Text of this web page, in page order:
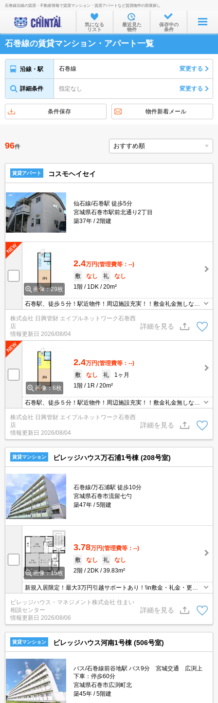
お部屋を探す
沿線・駅から
住所から
物件特集から
不動産会社から
TOP
石巻線沿線の賃貸・不動産情報で賃貸マンション・賃貸アパートなど賃貸物件の部屋探し
気になる
リスト
最近見た
物件
保存中の
条件
石巻線の賃貸マンション・アパート一覧
沿線・駅 石巻線 変更する
詳細条件 指定なし 変更する
条件保存 物件新着メール
96件
賃貸アパート コスモヘイセイ
仙石線/石巻駅 徒歩5分
宮城県石巻市駅前北通り2丁目
築37年
2階建
画像：29枚
2.4万円(管理費等：--)
敷
なし 礼
なし
1階
1DK 20m²
石巻駅、徒歩５分！駅近物件！周辺施設充実！！敷金礼金無しなの
で初期費用抑えられます！駅の利用が多い方や一人暮らしの方はお
すすめですよ！！ お問い合わせお待ちしております。
株式会社 日興管財 エイブルネットワーク石巻西
店
情報更新日 2026/08/04
詳細を見る
画像：6枚
2.4万円(管理費等：--)
敷
なし 礼
1ヶ月
1階
1R 20m²
石巻駅、徒歩５分！駅近物件！周辺施設充実！！敷金礼金無しなの
で初期費用抑えられます！駅の利用が多い方や一人暮らしの方はお
すすめですよ！！ お問い合わせお待ちしております。
株式会社 日興管財 エイブルネットワーク石巻西
店
情報更新日 2026/08/04
詳細を見る
賃貸マンション ビレッジハウス万石浦1号棟 (208号室)
石巻線/万石浦駅 徒歩10分
宮城県石巻市流留七勺
築47年
5階建
画像：15枚
3.78万円(管理費等：--)
敷
なし 礼
なし
2階
2DK 39.83m²
新規入居限定！最大3万円引越サポートあり！\\n敷金・礼金・更新
料・鍵交換手数料0円！※契約内容や審査の結果、敷金をお預かり
する場合がございます。
ビレッジハウス・マネジメント株式会社 住まい
相談センター
情報更新日 2026/08/06
詳細を見る
賃貸マンション ビレッジハウス河南1号棟 (506号室)
バス/石巻線前谷地駅 バス9分 宮城交通 広渕上
下車：停歩60分
宮城県石巻市広渕町北
築45年
5階建